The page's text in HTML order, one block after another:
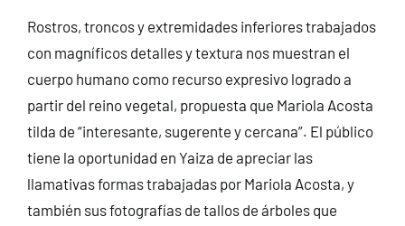
Rostros, troncos y extremidades inferiores trabajados
con magníficos detalles y textura nos muestran el
cuerpo humano como recurso expresivo logrado a
partir del reino vegetal, propuesta que Mariola Acosta
tilda de “interesante, sugerente y cercana”. El público
tiene la oportunidad en Yaiza de apreciar las
llamativas formas trabajadas por Mariola Acosta, y
también sus fotografías de tallos de árboles que